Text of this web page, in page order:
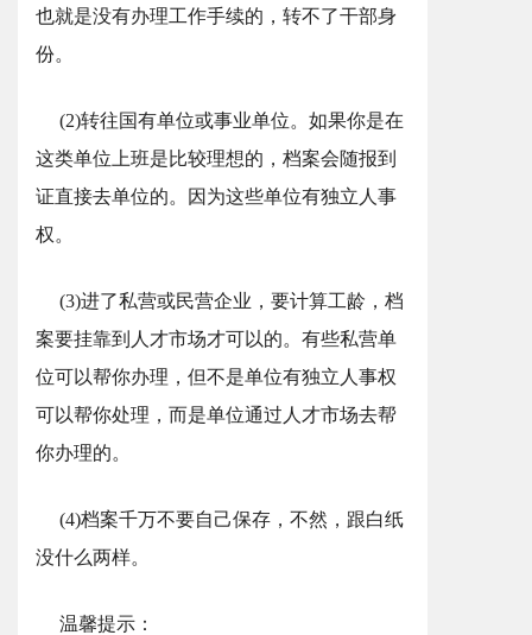
也就是没有办理工作手续的，转不了干部身
份。
(2)转往国有单位或事业单位。如果你是在
这类单位上班是比较理想的，档案会随报到
证直接去单位的。因为这些单位有独立人事
权。
(3)进了私营或民营企业，要计算工龄，档
案要挂靠到人才市场才可以的。有些私营单
位可以帮你办理，但不是单位有独立人事权
可以帮你处理，而是单位通过人才市场去帮
你办理的。
(4)档案千万不要自己保存，不然，跟白纸
没什么两样。
温馨提示：